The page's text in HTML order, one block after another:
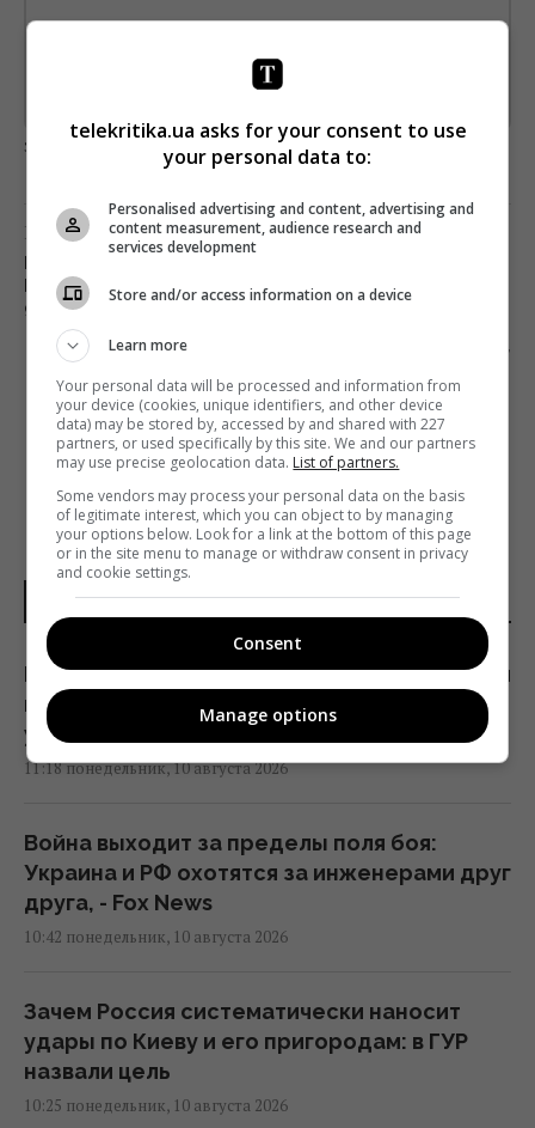
загрузка...
Предыдущий пост
МЕСЯЧНУЮ СТОИМОСТЬ ТВ-ПАКЕТА С 70 ДО
96 ГРИВЕН
Следующий пост
BIHUS.INFO ЗАКРЫВАЕТ ПРОЕКТ «РОЛЬОВІ
НОВОСТИ УКРАИНЫ
Россия заблокировала движение кораблей
в Черном море: в ВМС рассказали о новой
угрозе
11:18 понедельник, 10 августа 2026
Война выходит за пределы поля боя:
Украина и РФ охотятся за инженерами друг
друга, - Fox News
10:42 понедельник, 10 августа 2026
Зачем Россия систематически наносит
удары по Киеву и его пригородам: в ГУР
назвали цель
10:25 понедельник, 10 августа 2026
telekritika.ua asks for your consent to use
your personal data to:
Personalised advertising and content, advertising and
content measurement, audience research and
services development
Store and/or access information on a device
Learn more
Your personal data will be processed and information from
your device (cookies, unique identifiers, and other device
data) may be stored by, accessed by and shared with 227
partners, or used specifically by this site. We and our partners
may use precise geolocation data. List of partners.
Some vendors may process your personal data on the basis
of legitimate interest, which you can object to by managing
your options below. Look for a link at the bottom of this page
or in the site menu to manage or withdraw consent in privacy
and cookie settings.
Consent
Manage options